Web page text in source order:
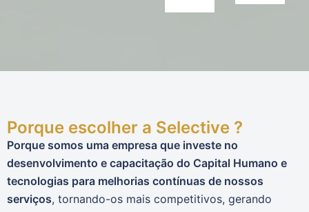
Porque escolher a Selective ?
Porque somos uma empresa que investe no
desenvolvimento e capacitação do Capital Humano e
tecnologias para melhorias contínuas de nossos
serviços, tornando-os mais competitivos, gerando